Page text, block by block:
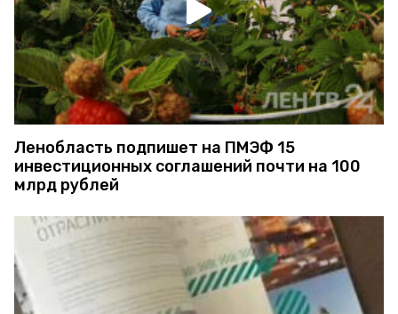
Ленобласть подпишет на ПМЭФ 15
инвестиционных соглашений почти на 100
млрд рублей